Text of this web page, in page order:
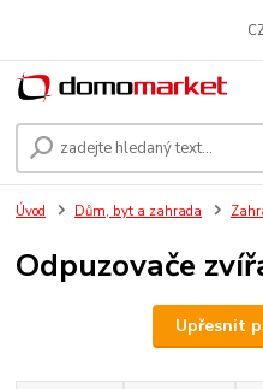
Úvod Dům, byt a zahrada
Odpuzovače
Upřesnit